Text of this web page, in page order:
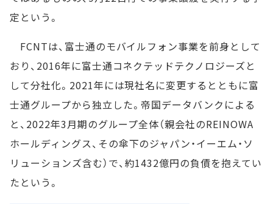
定という。
FCNTは、富士通のモバイルフォン事業を前身として
おり、2016年に富士通コネクテッドテクノロジーズと
して分社化。2021年には現社名に変更するとともに富
士通グループから独立した。帝国データバンクによる
と、2022年3月期のグループ全体（親会社のREINOWA
ホールディングス、その傘下のジャパン・イーエム・ソ
リューションズ含む）で、約1432億円の負債を抱えてい
たという。